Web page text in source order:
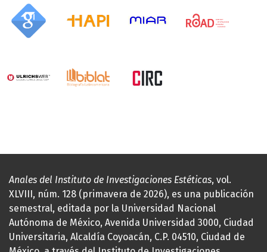
Anales del Instituto de Investigaciones Estéticas, vol.
XLVIII, núm. 128 (primavera de 2026), es una publicación
semestral, editada por la Universidad Nacional
Autónoma de México, Avenida Universidad 3000, Ciudad
Universitaria, Alcaldía Coyoacán, C.P. 04510, Ciudad de